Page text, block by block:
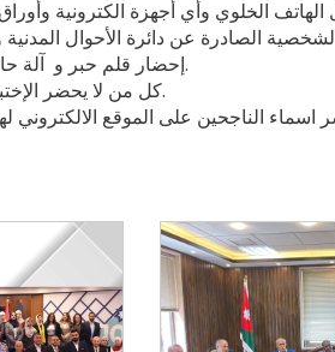
إحضار قلم حبر و آلة حاسبة إذا دعت الحاجة لذلك.
كل من لا يحضر الإختبار يفقد حقه في المنافسة.